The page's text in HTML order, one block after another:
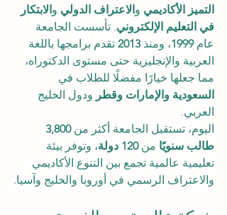
التميز الأكاديمي والاعتراف الدولي والابتكار
في التعليم الإلكتروني. تأسست الجامعة
عام 1999، ومنذ 2013 تقدم برامجها باللغة
العربية والإنجليزية حتى مستوى الدكتوراه،
مما جعلها خيارًا مفضلًا للطلاب في
السعودية والإمارات وقطر ودول الخليج
العربي.
اليوم، تستقبل الجامعة أكثر من
طالب سنويًا من 120 دولة
، وتوفر بيئة
تعليمية عالمية تجمع بين التنوع الأكاديمي
والاعتراف الرسمي في أوروبا والخليج وآسيا.